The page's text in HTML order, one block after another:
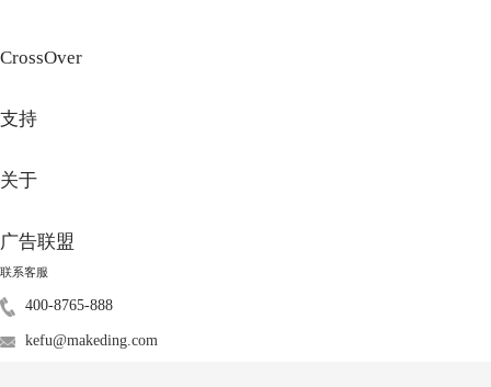
CrossOver
支持
关于
广告联盟
联系客服
400-8765-888
kefu@makeding.com